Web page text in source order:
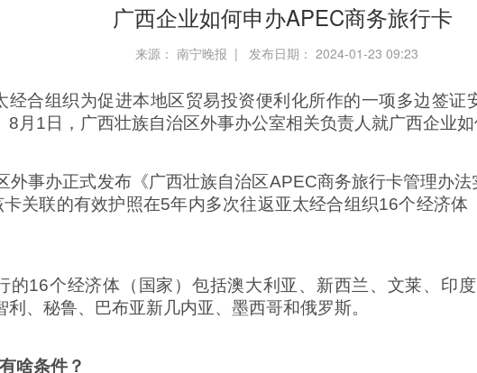
广西企业如何申办APEC商务旅行卡
来源： 南宁晚报 | 发布日期： 2024-01-23 09:23
经合组织为促进本地区贸易投资便利化所作的一项多边签证
月1日，广西壮族自治区外事办公室相关负责人就广西企业
外事办正式发布《广西壮族自治区APEC商务旅行卡管理办
关联的有效护照在5年内多次往返亚太经合组织16个经济
的16个经济体（国家）包括澳大利亚、新西兰、文莱、印
、秘鲁、巴布亚新几内亚、墨西哥和俄罗斯。
啥条件？